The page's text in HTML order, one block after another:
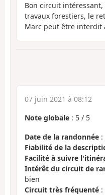
Bon circuit
travaux forestiers, le
Marc peut être interdit
07 juin 2021 à 08:12
Note globale : 5 / 5
Date de la randonnée :
Fiabilité de la
Facilité à suivre
Intérêt du circuit de
bien
Circuit très fréquenté :